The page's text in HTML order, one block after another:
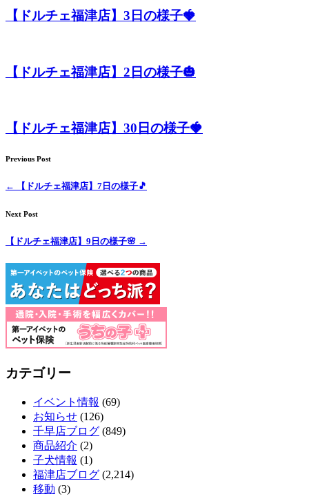
【ドルチェ福津店】3日の様子🍓
【ドルチェ福津店】2日の様子🎃
【ドルチェ福津店】30日の様子🍓
Previous Post
← 【ドルチェ福津店】7日の様子🎵
Next Post
【ドルチェ福津店】9日の様子🌸 →
カテゴリー
イベント情報 (69)
お知らせ (126)
千早店ブログ (849)
商品紹介 (2)
子犬情報 (1)
福津店ブログ (2,214)
移動 (3)